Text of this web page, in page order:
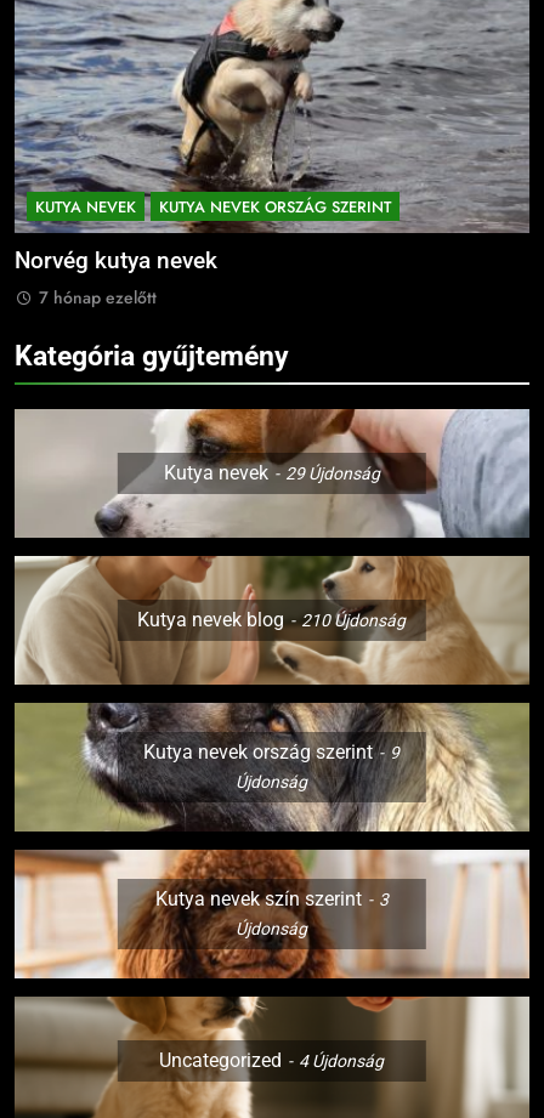
KUTYA NEVEK KUTYA NEVEK ORSZÁG SZERINT
Norvég kutya nevek
7 hónap ezelőtt
Kategória gyűjtemény
Kutya nevek 29Újdonság
Kutya nevek blog 210Újdonság
Kutya nevek ország szerint
9
Újdonság
Kutya nevek szín szerint
3
Újdonság
Uncategorized 4Újdonság